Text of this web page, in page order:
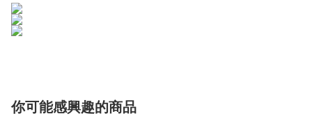
你可能感興趣的商品